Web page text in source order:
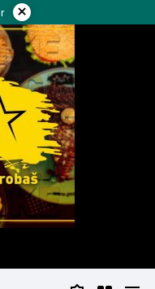
×